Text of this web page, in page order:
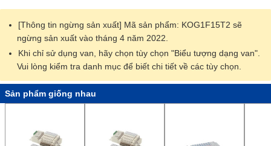
[Thông tin ngừng sản xuất] Mã sản phẩm: KOG1F15T2 sẽ
ngừng sản xuất vào tháng 4 năm 2022.
Khi chỉ sử dụng van, hãy chọn tùy chọn "Biểu tượng dạng van".
Vui lòng kiểm tra danh mục để biết chi tiết về các tùy chọn.
Sản phẩm giống nhau